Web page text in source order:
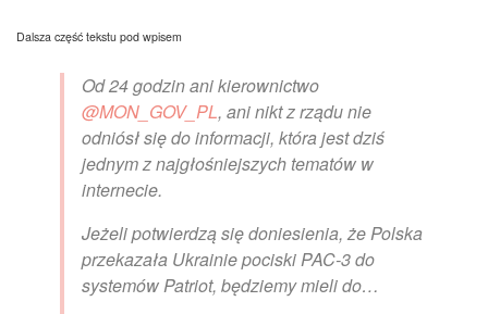
Dalsza część tekstu pod wpisem
Od 24 godzin ani kierownictwo
@MON_GOV_PL, ani nikt z rządu nie
odniósł się do informacji, która jest dziś
jednym z najgłośniejszych tematów w
internecie.
Jeżeli potwierdzą się doniesienia, że Polska
przekazała Ukrainie pociski PAC-3 do
systemów Patriot, będziemy mieli do…